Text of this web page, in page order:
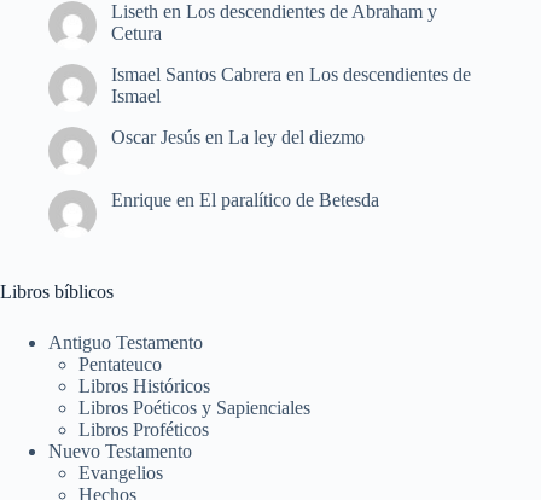
Liseth en Los descendientes de Abraham y
Cetura
Ismael Santos Cabrera en Los descendientes de
Ismael
Oscar Jesús en La ley del diezmo
Enrique en El paralítico de Betesda
Libros bíblicos
Antiguo Testamento
Pentateuco
Libros Históricos
Libros Poéticos y Sapienciales
Libros Proféticos
Nuevo Testamento
Evangelios
Hechos